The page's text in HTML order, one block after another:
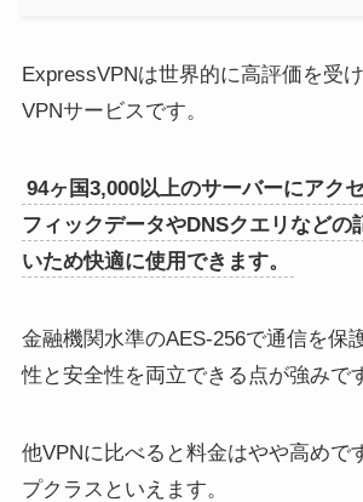
ExpressVPNは世界的に高評価を受
VPNサービスです。
94ヶ国3,000以上のサーバーにアク
フィックデータやDNSクエリなどの
いため快適に使用できます。
金融機関水準のAES-256で通信を保
性と安全性を両立できる点が強みで
他VPNに比べると料金はやや高めで
プクラスといえます。